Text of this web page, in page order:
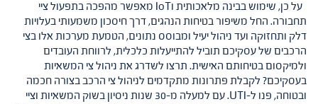
על כן, שימוש בבינה מלאכותית וIoT מאפשר מהפכה בתפעול ציי
תחבורה. החל משיפור בטיחות הנהגים, דרך חיסכון משמעותי בעלויות
דלק ותחזוקה ועד ניהול יעיל ומבוסס נתונים, הטמעת מערכות אלו בצי
הרכבים של עסקיכם תוביל להתייעלות כלכלית, לרווחת העובדים
ולמיקסום בטיחותם האישית. תרצו לשדרג את ניהול צי המשאיות
בעסקיכם? לקבלת פתרונות מתקדמים לניהול צי הרכב בצורה חכמה
ובטוחה, פנו ל-UTI. עם למעלה מ-30 שנות ניסיון בשוק המשאיות וציי